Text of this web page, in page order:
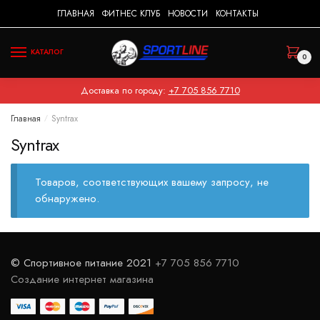
to
to
ГЛАВНАЯ ФИТНЕС КЛУБ НОВОСТИ КОНТАКТЫ
КАТАЛОГ 0
Доставка по городу: +7 705 856 7710
Главная / Syntrax
Syntrax
Товаров, соответствующих вашему запросу, не
обнаружено.
© Спортивное питание 2021 +7 705 856 7710
Создание интернет магазина